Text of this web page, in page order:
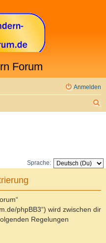
Forum
Anmelden
Sprache:
phpBB3“) wird zwischen dir
Regelungen